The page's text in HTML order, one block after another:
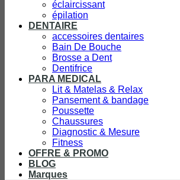
éclaircissant
épilation
DENTAIRE
accessoires dentaires
Bain De Bouche
Brosse a Dent
Dentifrice
PARA MEDICAL
Lit & Matelas & Relax
Pansement & bandage
Poussette
Chaussures
Diagnostic & Mesure
Fitness
OFFRE & PROMO
BLOG
Marques